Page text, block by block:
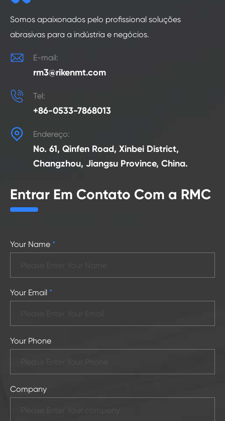
Somos apaixonados pelo profissional soluções
abrasivas para a indústria e negócios.
 E-mail:
rm3@rikenmt.com
 Tel:
+86-0533-7868013
 Endereço:
No. 61, Qinfen Road, Xinbei District,
Changzhou, Jiangsu Province, China.
Entrar Em Contato Com a RMC
Your Name *
Your Email *
Your Phone
Company